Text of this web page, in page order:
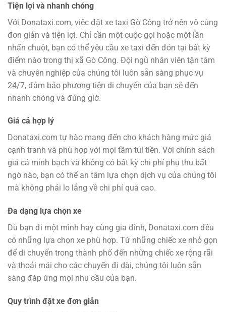
Tiện lợi và nhanh chóng
Với Donataxi.com, việc đặt xe taxi Gò Công trở nên vô cùng
đơn giản và tiện lợi. Chỉ cần một cuộc gọi hoặc một lần
nhấn chuột, bạn có thể yêu cầu xe taxi đến đón tại bất kỳ
điểm nào trong thị xã Gò Công. Đội ngũ nhân viên tận tâm
và chuyên nghiệp của chúng tôi luôn sẵn sàng phục vụ
24/7, đảm bảo phương tiện di chuyển của bạn sẽ đến
nhanh chóng và đúng giờ.
Giá cả hợp lý
Donataxi.com tự hào mang đến cho khách hàng mức giá
cạnh tranh và phù hợp với mọi tầm túi tiền. Với chính sách
giá cả minh bạch và không có bất kỳ chi phí phụ thu bất
ngờ nào, bạn có thể an tâm lựa chọn dịch vụ của chúng tôi
mà không phải lo lắng về chi phí quá cao.
Đa dạng lựa chọn xe
Dù bạn đi một mình hay cùng gia đình, Donataxi.com đều
có những lựa chọn xe phù hợp. Từ những chiếc xe nhỏ gọn
để di chuyển trong thành phố đến những chiếc xe rộng rãi
và thoải mái cho các chuyến đi dài, chúng tôi luôn sẵn
sàng đáp ứng mọi nhu cầu của bạn.
Quy trình đặt xe đơn giản